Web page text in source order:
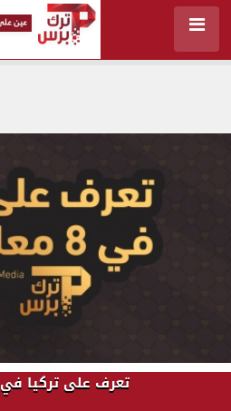
تعرف على تركيا في 8 معلومات